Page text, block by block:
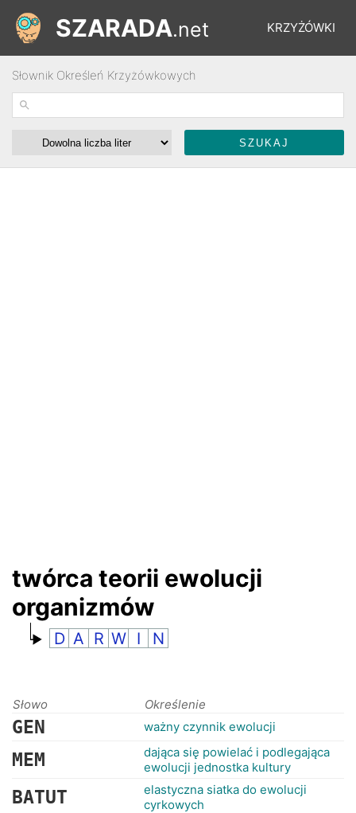
KRZYŻÓWKI
ŁAMIGŁÓWKI
SZARADA.net
Słownik Określeń Krzyżówkowych
twórca teorii ewolucji
organizmów
D A R W I N
Słowo Określenie
GEN ważny czynnik ewolucji
MEM
dająca się powielać i podlegająca
ewolucji jednostka kultury
BATUT
elastyczna siatka do ewolucji
cyrkowych